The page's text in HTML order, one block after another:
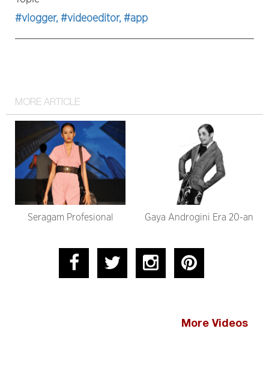
#vlogger, #videoeditor, #app
MORE ARTICLE
Seragam Profesional Gaya Androgini Era 20-an
More Videos